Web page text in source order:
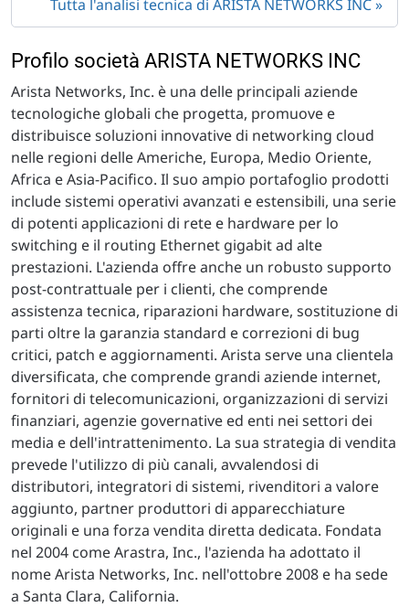
Tutta l'analisi tecnica di ARISTA NETWORKS INC
Profilo società ARISTA NETWORKS INC
Arista Networks, Inc. è una delle principali aziende
tecnologiche globali che progetta, promuove e
distribuisce soluzioni innovative di networking cloud
nelle regioni delle Americhe, Europa, Medio Oriente,
Africa e Asia-Pacifico. Il suo ampio portafoglio prodotti
include sistemi operativi avanzati e estensibili, una serie
di potenti applicazioni di rete e hardware per lo
switching e il routing Ethernet gigabit ad alte
prestazioni. L'azienda offre anche un robusto supporto
post-contrattuale per i clienti, che comprende
assistenza tecnica, riparazioni hardware, sostituzione di
parti oltre la garanzia standard e correzioni di bug
critici, patch e aggiornamenti. Arista serve una clientela
diversificata, che comprende grandi aziende internet,
fornitori di telecomunicazioni, organizzazioni di servizi
finanziari, agenzie governative ed enti nei settori dei
media e dell'intrattenimento. La sua strategia di vendita
prevede l'utilizzo di più canali, avvalendosi di
distributori, integratori di sistemi, rivenditori a valore
aggiunto, partner produttori di apparecchiature
originali e una forza vendita diretta dedicata. Fondata
nel 2004 come Arastra, Inc., l'azienda ha adottato il
nome Arista Networks, Inc. nell'ottobre 2008 e ha sede
a Santa Clara, California.